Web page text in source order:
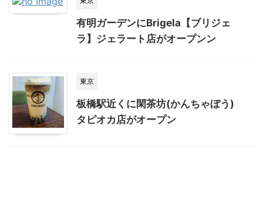
有明ガーデンにBrigela【ブリジェ
ラ】ジェラート店がオープンン
東京
板橋駅近くに閑茶坊(かんちゃぼう)
タピオカ店がオープン